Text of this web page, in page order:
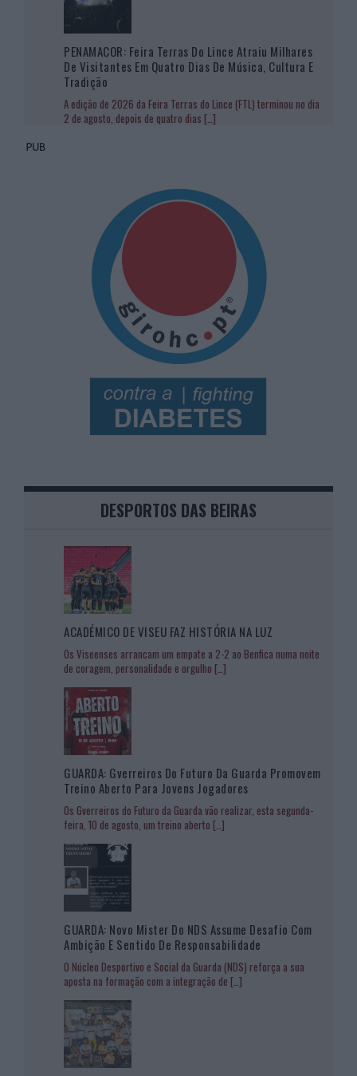
PENAMACOR: Feira Terras Do Lince Atraiu Milhares
De Visitantes Em Quatro Dias De Música, Cultura E
Tradição
A edição de 2026 da Feira Terras do Lince (FTL) terminou no dia
2 de agosto, depois de quatro dias […]
DESPORTOS DAS BEIRAS
ACADÉMICO DE VISEU FAZ HISTÓRIA NA LUZ
Os Viseenses arrancam um empate a 2-2 ao Benfica numa noite
de coragem, personalidade e orgulho […]
GUARDA: Gverreiros Do Futuro Da Guarda Promovem
Treino Aberto Para Jovens Jogadores
Os Gverreiros do Futuro da Guarda vão realizar, esta segunda-
feira, 10 de agosto, um treino aberto […]
GUARDA: Novo Mister Do NDS Assume Desafio Com
Ambição E Sentido De Responsabilidade
O Núcleo Desportivo e Social da Guarda (NDS) reforça a sua
aposta na formação com a integração de […]